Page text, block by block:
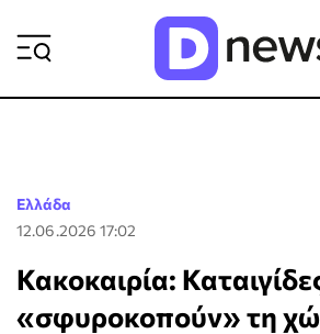
Ελλάδα
12.06.2026 17:02
Κακοκαιρία:
«σφυροκοπούν» τη